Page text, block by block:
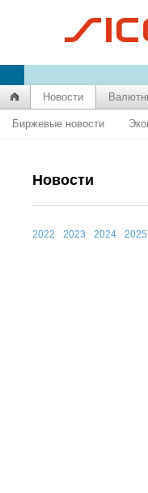
Новости
Биржевые новости
Новости
2022 2023 2024 2025